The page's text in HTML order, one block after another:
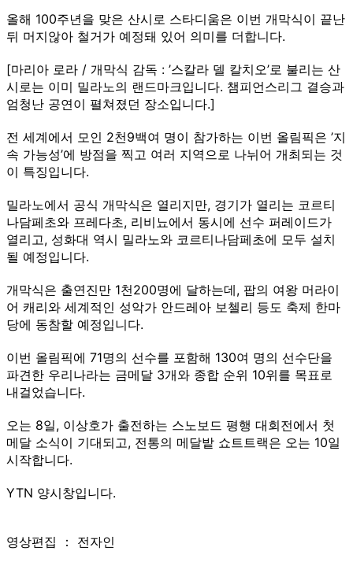
올해 100주년을 맞은 산시로 스타디움은 이번 개막식이 끝난
뒤 머지않아 철거가 예정돼 있어 의미를 더합니다.
[마리아 로라 / 개막식 감독 : ’스칼라 델 칼치오’로 불리는 산
시로는 이미 밀라노의 랜드마크입니다. 챔피언스리그 결승과
엄청난 공연이 펼쳐졌던 장소입니다.]
전 세계에서 모인 2천9백여 명이 참가하는 이번 올림픽은 ’지
속 가능성’에 방점을 찍고 여러 지역으로 나뉘어 개최되는 것
이 특징입니다.
밀라노에서 공식 개막식은 열리지만, 경기가 열리는 코르티
나담페초와 프레다초, 리비뇨에서 동시에 선수 퍼레이드가
열리고, 성화대 역시 밀라노와 코르티나담페초에 모두 설치
될 예정입니다.
개막식은 출연진만 1천200명에 달하는데, 팝의 여왕 머라이
어 캐리와 세계적인 성악가 안드레아 보첼리 등도 축제 한마
당에 동참할 예정입니다.
이번 올림픽에 71명의 선수를 포함해 130여 명의 선수단을
파견한 우리나라는 금메달 3개와 종합 순위 10위를 목표로
내걸었습니다.
오는 8일, 이상호가 출전하는 스노보드 평행 대회전에서 첫
메달 소식이 기대되고, 전통의 메달밭 쇼트트랙은 오는 10일
시작합니다.
YTN 양시창입니다.
영상편집 ： 전자인